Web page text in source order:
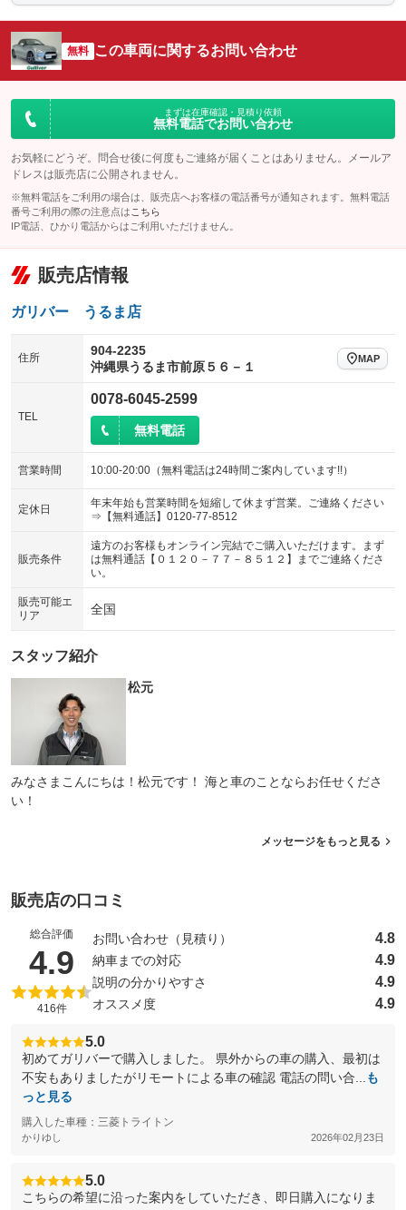
シートエアコン
：装備なし 全周囲カメラ
：装備なし
サイドカメラ
：装備なし ルーフレール
：装備なし
エアサスペンション ヘッドライトウォッシャー
無料 この車両に関するお問い合わせ
まずは在庫確認・見積り依頼
無料電話でお問い合わせ
お気軽にどうぞ。問合せ後に何度もご連絡が届くことはありません。メールア
ドレスは販売店に公開されません。
※無料電話をご利用の場合は、販売店へお客様の電話番号が通知されます。無料電話
番号ご利用の際の注意点は こちら
IP電話、ひかり電話からはご利用いただけません。
販売店情報
ガリバー うるま店
住所
904-2235
沖縄県うるま市前原５６－１
MAP
TEL
0078-6045-2599
無料電話
営業時間 10:00-20:00（無料電話は24時間ご案内しています!!）
定休日
年末年始も営業時間を短縮して休まず営業。ご連絡ください
⇒【無料通話】0120-77-8512
販売条件
遠方のお客様もオンライン完結でご購入いただけます。まず
は無料通話【０１２０－７７－８５１２】までご連絡くださ
い。
販売可能エ
リア
全国
スタッフ紹介
松元
みなさまこんにちは！松元です！ 海と車のことならお任せくださ
い！
メッセージをもっと見る
販売店の口コミ
総合評価
4.9 （5点満点中）
416件
お問い合わせ（見積り） 4.8
納車までの対応 4.9
説明の分かりやすさ 4.9
オススメ度 4.9
5.0
初めてガリバーで購入しました。 県外からの車の購入、最初は
不安もありましたがリモートによる車の確認 電話の問い合...
も
っと見る
購入した車種：三菱トライトン
かりゆし 2026年02月23日
5.0
こちらの希望に沿った案内をしていただき、即日購入になりま